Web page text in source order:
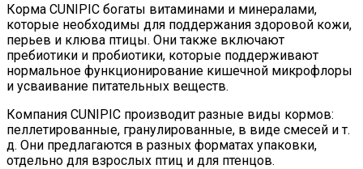
Корма CUNIPIC богаты витаминами и минералами,
которые необходимы для поддержания здоровой кожи,
перьев и клюва птицы. Они также включают
пребиотики и пробиотики, которые поддерживают
нормальное функционирование кишечной микрофлоры
и усваивание питательных веществ.
Компания CUNIPIC производит разные виды кормов:
пеллетированные, гранулированные, в виде смесей и т.
д. Они предлагаются в разных форматах упаковки,
отдельно для взрослых птиц и для птенцов.